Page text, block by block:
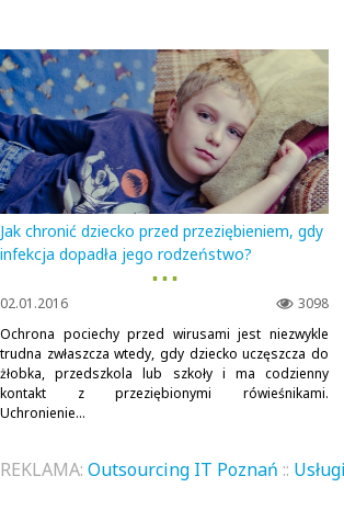
Jak chronić dziecko przed przeziębieniem, gdy
infekcja dopadła jego rodzeństwo?
▪ ▪ ▪
3098
02.01.2016
Ochrona pociechy przed wirusami jest niezwykle
trudna zwłaszcza wtedy, gdy dziecko uczęszcza do
żłobka, przedszkola lub szkoły i ma codzienny
kontakt z przeziębionymi rówieśnikami.
Uchronienie...
REKLAMA: Outsourcing IT Poznań ::